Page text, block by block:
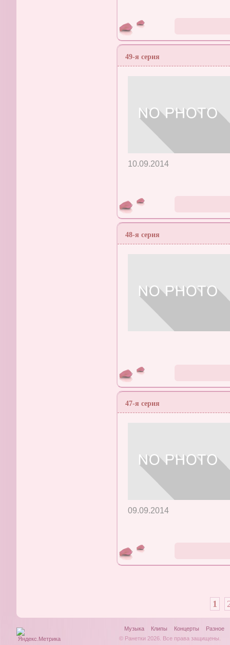
49-я серия
10.09.2014
48-я серия
47-я серия
09.09.2014
1
Музыка Клипы Концерты
Разное
© Ранетки 2026. Все права защищены.